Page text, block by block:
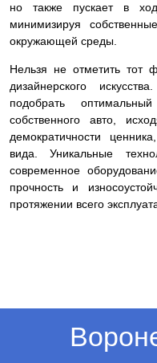
но также пускает в
минимизируя
окружающей среды.
Нельзя не отметить тот
дизайнерского
подобрать
собственного авто,
демократичности
вида. Уникальные
современное
прочность и
протяжении всего